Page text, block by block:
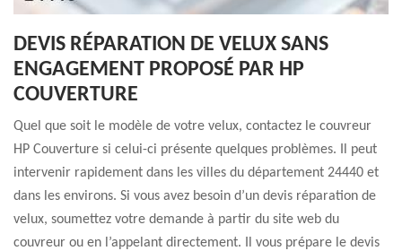
DEVIS RÉPARATION DE VELUX SANS
ENGAGEMENT PROPOSÉ PAR HP
COUVERTURE
Quel que soit le modèle de votre velux, contactez le couvreur
HP Couverture si celui-ci présente quelques problèmes. Il peut
intervenir rapidement dans les villes du département 24440 et
dans les environs. Si vous avez besoin d’un devis réparation de
velux, soumettez votre demande à partir du site web du
couvreur ou en l’appelant directement. Il vous prépare le devis